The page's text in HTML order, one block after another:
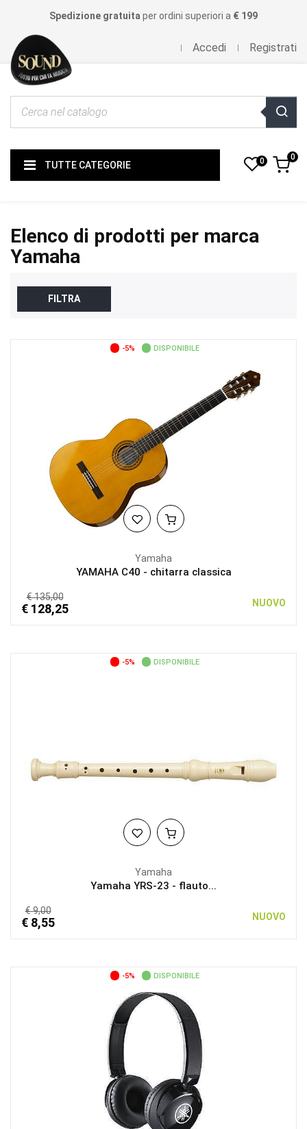
Spedizione gratuita per ordini superiori a € 199
Accedi Registrati
TUTTE CATEGORIE 0 0
Elenco di prodotti per marca
Yamaha
FILTRA
-5% DISPONIBILE
Yamaha
YAMAHA C40 - chitarra classica
€ 135,00
€ 128,25 NUOVO
-5% DISPONIBILE
Yamaha
Yamaha YRS-23 - flauto...
€ 9,00
€ 8,55 NUOVO
-5% DISPONIBILE